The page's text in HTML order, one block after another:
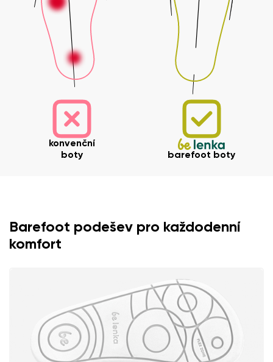
konvenční
boty
barefoot boty
Barefoot podešev pro každodenní
komfort